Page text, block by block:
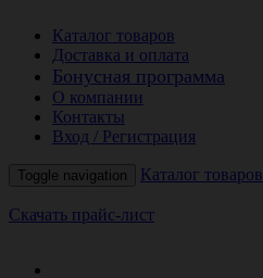
Каталог товаров
Доставка и оплата
Бонусная программа
О компании
Контакты
Вход / Регистрация
Toggle navigation Каталог товаров
Скачать прайс-лист